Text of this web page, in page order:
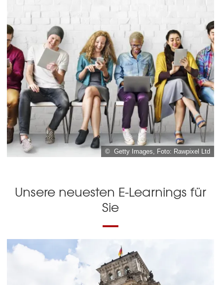
© Getty Images, Foto: Rawpixel Ltd
Unsere neuesten E-Learnings für
Sie